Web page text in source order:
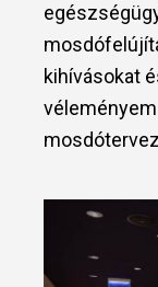
kihívásokat